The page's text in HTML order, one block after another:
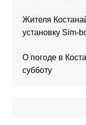
Жителя
установку Sim-
О погоде в
субботу